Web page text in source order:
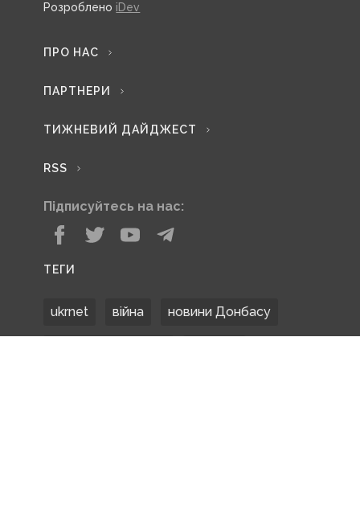
Розроблено iDev
ПРО НАС
ПАРТНЕРИ
ТИЖНЕВИЙ ДАЙДЖЕСТ
RSS
Підписуйтесь на нас:
ТЕГИ
ukrnet війна новини Донбасу